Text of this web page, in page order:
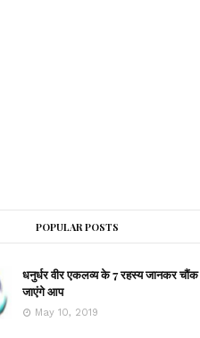
POPULAR POSTS
धनुर्धर वीर एकलव्य के 7 रहस्य जानकर चौंक
जाएंगे आप
May 10, 2019